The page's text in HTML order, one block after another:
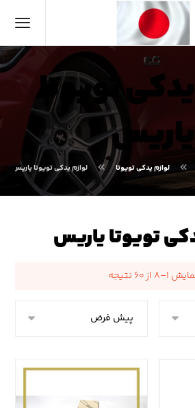
تویوتا
یاریس
لوازم یدکی تویوتا لوازم یدکی تویوتا یاریس
تویوتا یاریس
۱–۸ از ۶۰ نتیجه